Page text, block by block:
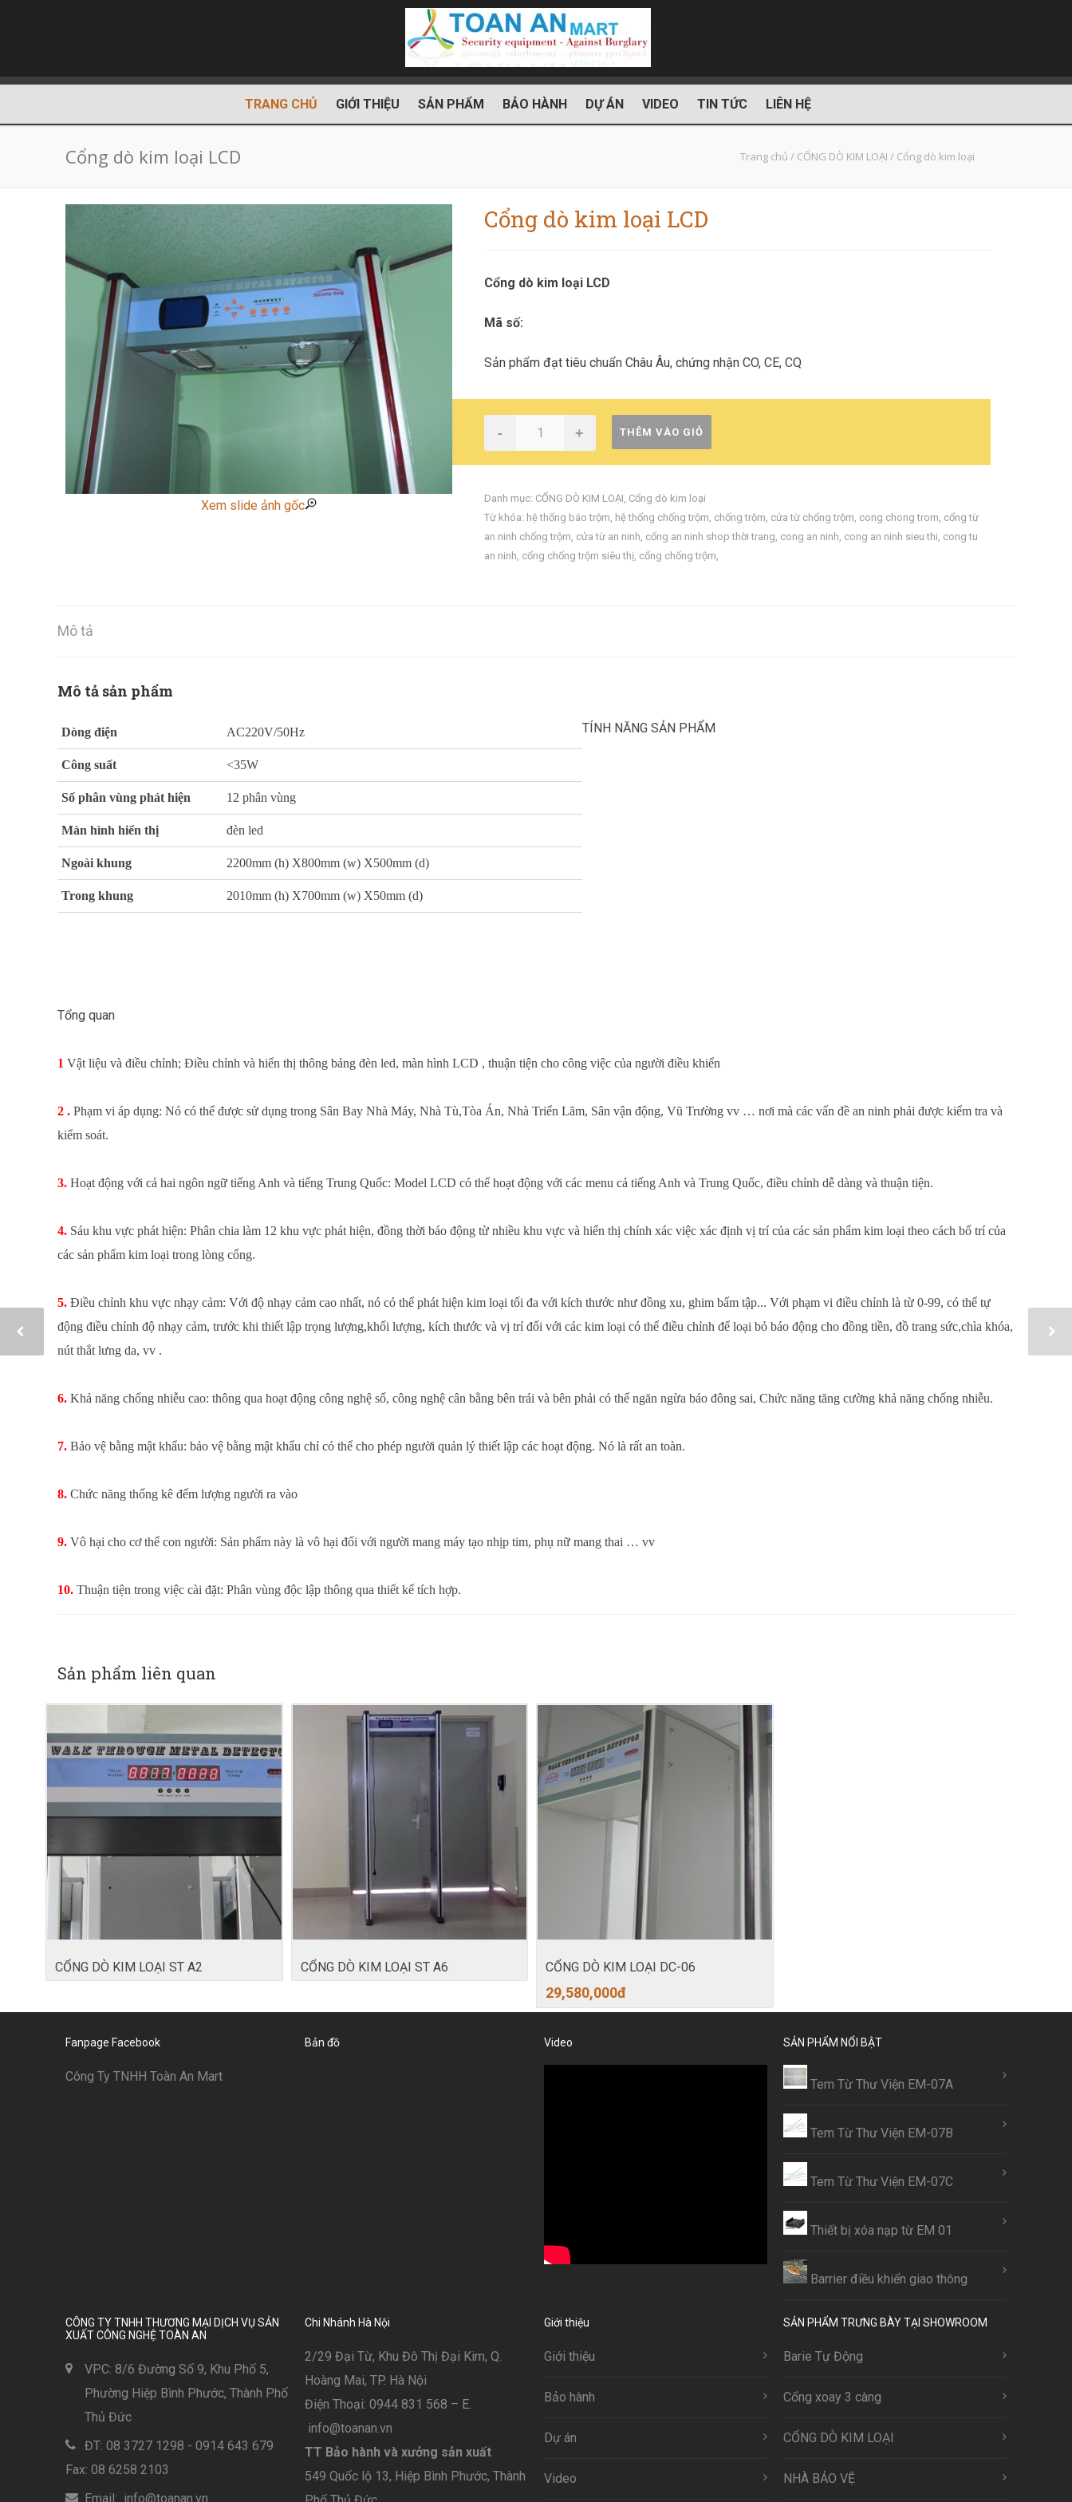
TRANG CHỦ GIỚI THIỆU SẢN PHẨM BẢO HÀNH DỰ ÁN VIDEO TIN TỨC LIÊN HỆ
Cổng dò kim loại LCD Trang chủ / CỔNG DÒ KIM LOẠI / Cổng dò kim loại
Xem slide ảnh gốc
Cổng dò kim loại LCD
Cổng dò kim loại LCD
Mã số:
Sản phẩm đạt tiêu chuẩn Châu Âu, chứng nhận CO, CE, CQ
- + THÊM VÀO GIỎ
Danh mục: CỔNG DÒ KIM LOẠI, Cổng dò kim loại
Từ khóa: hệ thống báo trộm, hệ thống chống trộm, chống trộm, cửa từ chống trộm, cong chong trom, cổng từ
an ninh chống trộm, cửa từ an ninh, cổng an ninh shop thời trang, cong an ninh, cong an ninh sieu thi, cong tu
an ninh, cổng chống trộm siêu thị, cổng chống trộm,
Mô tả
Mô tả sản phẩm
TÍNH NĂNG SẢN PHẨM
Dòng điện AC220V/50Hz
Công suất <35W
Số phân vùng phát hiện 12 phân vùng
Màn hình hiển thị đèn led
Ngoài khung 2200mm (h) X800mm (w) X500mm (d)
Trong khung 2010mm (h) X700mm (w) X50mm (d)
Tổng quan
1 Vật liệu và điều chỉnh; Điều chỉnh và hiển thị thông bảng đèn led, màn hình LCD , thuận tiện cho công việc của người điều khiển
2 . Phạm vi áp dụng: Nó có thể được sử dụng trong Sân Bay Nhà Máy, Nhà Tù,Tòa Án, Nhà Triển Lãm, Sân vận động, Vũ Trường vv … nơi mà các vấn đề an ninh phải được kiểm tra và
kiểm soát.
3. Hoạt động với cả hai ngôn ngữ tiếng Anh và tiếng Trung Quốc: Model LCD có thể hoạt động với các menu cả tiếng Anh và Trung Quốc, điều chỉnh dễ dàng và thuận tiện.
4. Sáu khu vực phát hiện: Phân chia làm 12 khu vực phát hiện, đồng thời báo động từ nhiều khu vực và hiển thị chính xác việc xác định vị trí của các sản phẩm kim loại theo cách bố trí của
các sản phẩm kim loại trong lòng cổng.
5. Điều chỉnh khu vực nhạy cảm: Với độ nhạy cảm cao nhất, nó có thể phát hiện kim loại tối đa với kích thước như đồng xu, ghim bấm tập... Với phạm vi điều chỉnh là từ 0-99, có thể tự
động điều chỉnh độ nhạy cảm, trước khi thiết lập trọng lượng,khối lượng, kích thước và vị trí đối với các kim loại có thể điều chỉnh để loại bỏ báo động cho đồng tiền, đồ trang sức,chìa khóa,
nút thắt lưng da, vv .
6. Khả năng chống nhiễu cao: thông qua hoạt động công nghệ số, công nghệ cân bằng bên trái và bên phải có thể ngăn ngừa báo đông sai, Chức năng tăng cường khả năng chống nhiễu.
7. Bảo vệ bằng mật khẩu: bảo vệ bằng mật khẩu chỉ có thể cho phép người quản lý thiết lập các hoạt động. Nó là rất an toàn.
8. Chức năng thống kê đếm lượng người ra vào
9. Vô hại cho cơ thể con người: Sản phẩm này là vô hại đối với người mang máy tạo nhịp tim, phụ nữ mang thai … vv
10. Thuận tiện trong việc cài đặt: Phân vùng độc lập thông qua thiết kế tích hợp.
Sản phẩm liên quan
CỔNG DÒ KIM LOẠI ST A2 CỔNG DÒ KIM LOẠI ST A6 CỔNG DÒ KIM LOẠI DC-06
29,580,000đ
Fanpage Facebook
Công Ty TNHH Toàn An Mart
Bản đồ Video SẢN PHẨM NỔI BẬT
Tem Từ Thư Viện EM-07A
Tem Từ Thư Viện EM-07B
Tem Từ Thư Viện EM-07C
Thiết bị xóa nạp từ EM 01
Barrier điều khiển giao thông
CÔNG TY TNHH THƯƠNG MẠI DỊCH VỤ SẢN
XUẤT CÔNG NGHỆ TOÀN AN
VPC: 8/6 Đường Số 9, Khu Phố 5,
Phường Hiệp Bình Phước, Thành Phố
Thủ Đức
ĐT: 08 3727 1298 - 0914 643 679
Fax: 08 6258 2103
Email: info@toanan.vn
Chi Nhánh Hà Nội
2/29 Đại Từ, Khu Đô Thị Đại Kim, Q.
Hoàng Mai, TP. Hà Nội
Điện Thoại: 0944 831 568 – E.
info@toanan.vn
TT Bảo hành và xưởng sản xuất
549 Quốc lộ 13, Hiệp Bình Phước, Thành
Giới thiệu
Giới thiệu
Bảo hành
Dự án
Video
SẢN PHẨM TRƯNG BÀY TẠI SHOWROOM
Barie Tự Động
Cổng xoay 3 càng
CỔNG DÒ KIM LOẠI
NHÀ BẢO VỆ